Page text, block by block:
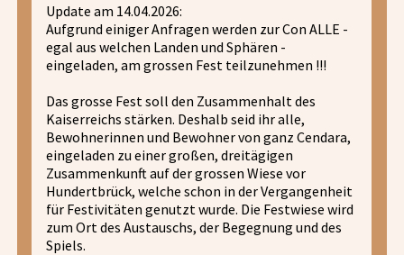
Update am 14.04.2026:
Aufgrund einiger Anfragen werden zur Con ALLE -
egal aus welchen Landen und Sphären -
eingeladen, am grossen Fest teilzunehmen !!!
Das grosse Fest soll den Zusammenhalt des
Kaiserreichs stärken. Deshalb seid ihr alle,
Bewohnerinnen und Bewohner von ganz Cendara,
eingeladen zu einer großen, dreitägigen
Zusammenkunft auf der grossen Wiese vor
Hundertbrück, welche schon in der Vergangenheit
für Festivitäten genutzt wurde. Die Festwiese wird
zum Ort des Austauschs, der Begegnung und des
Spiels.